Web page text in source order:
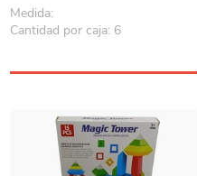
Medida:
Cantidad por caja: 6